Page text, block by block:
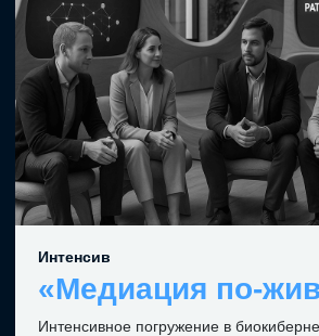
Основатель международного проекта ЕМРАТ
Юрист
Психолог
Бизнес-тренер
Фасилитатор Осознанного партнёрства в бизнесе
Медиатор, квалифицированный IMI (International
Mediation Institute)
Основатель школы EMPAT Mediation School, соавтор
программы проф. переподготовки «Бизнес-медиация»
Руководитель Центра медиации при РСПП 2021–2022
Представитель Центра медиации при РСПП в
Европейском Союзе (Гаага, Нидерланды) с 2022 по
Автор игровой бизнес-симуляции «Живая компания»